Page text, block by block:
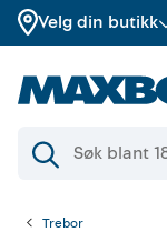
Velg din butikk
Trebor